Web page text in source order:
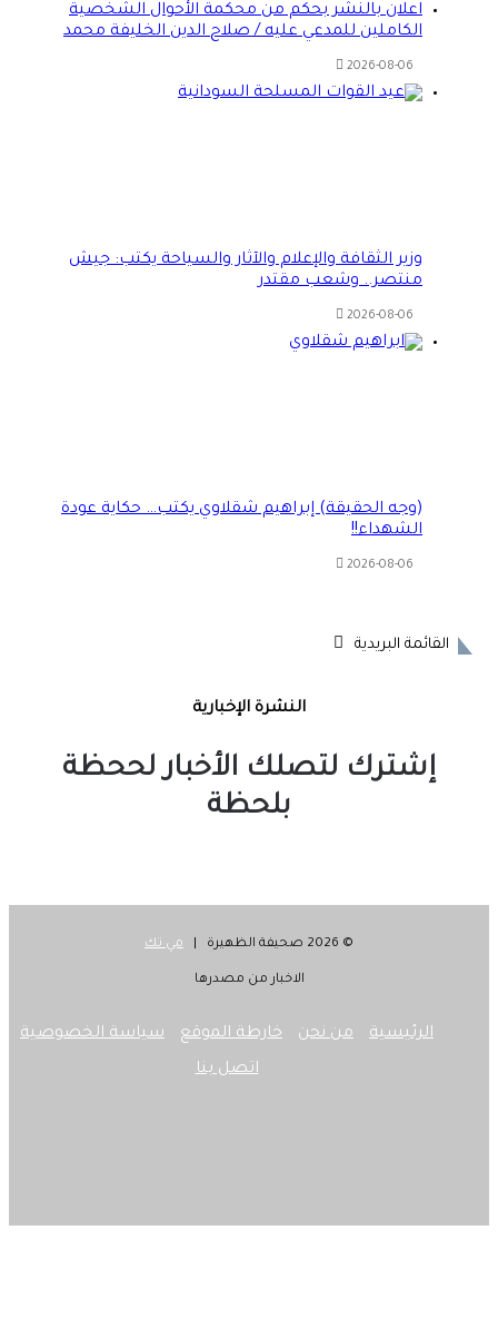
اعلان بالنشر بحكم من محكمة الأحوال الشخصية
الكاملين للمدعي عليه / صلاح الدين الخليفة محمد
2026-08-06
وزير الثقافة والإعلام والآثار والسياحة يكتب: جيش
منتصر.. وشعب مقتدر
2026-08-06
(وجه الحقيقة) إبراهيم شقلاوي يكتب… حكاية عودة
الشهداء!!
2026-08-06
القائمة البريدية
النشرة الإخبارية
إشترك لتصلك الأخبار لححظة
بلحظة
مي تك
الاخبار من مصدرها
الرئيسية من نحن خارطة الموقع
سياسة الخصوصية
اتصل بنا